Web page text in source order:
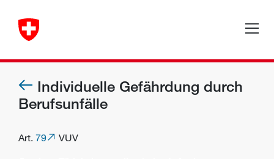
Individuelle Gefährdung durch
Berufsunfälle
Art. 79
VUV